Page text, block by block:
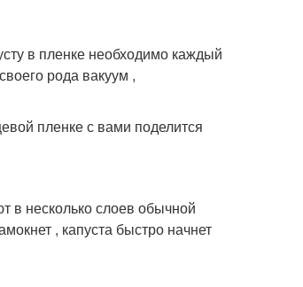
в пленке необходимо каждый
рода вакуум ,
пленке с вами поделится
в несколько слоев обычной
, капуста быстро начнет